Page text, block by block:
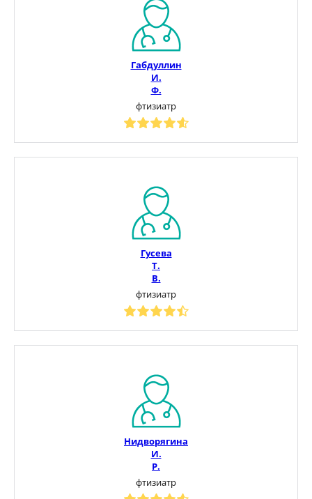
Габдуллин
И.
Ф.
фтизиатр
Гусева
Т.
В.
фтизиатр
Нидворягина
И.
Р.
фтизиатр